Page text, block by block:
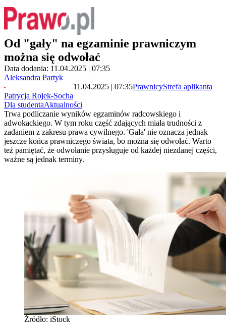
Od "gały" na egzaminie prawniczym
można się odwołać
Data dodania: 11.04.2025 | 07:35
Aleksandra Partyk
Patrycja Rojek-Socha
11.04.2025 | 07:35PrawnicyStrefa aplikanta
Dla studentaAktualności
Trwa podliczanie wyników egzaminów radcowskiego i
adwokackiego. W tym roku część zdających miała trudności z
zadaniem z zakresu prawa cywilnego. 'Gała' nie oznacza jednak
jeszcze końca prawniczego świata, bo można się odwołać. Warto
też pamiętać, że odwołanie przysługuje od każdej niezdanej części,
ważne są jednak terminy.
Źródło: iStock